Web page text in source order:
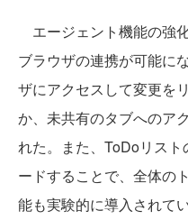
エージェント機能の強
ブラウザの連携が可能に
ザにアクセスして変更を
か、未共有のタブへのア
れた。また、ToDoリス
ードすることで、全体の
能も実験的に導入されてい